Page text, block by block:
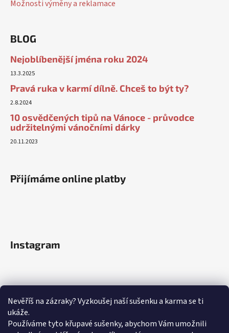
Nevěříš na zázraky? Vyzkoušej naší sušenku a karma se ti
ukáže.
Používáme tyto křupavé sušenky, abychom Vám umožnili
Možnosti výměny a reklamace
BLOG
Nejoblíbenější jména roku 2024
13.3.2025
Pravá ruka v karmí dílně. Chceš to být ty?
2.8.2024
10 osvědčených tipů na Vánoce - průvodce
udržitelnými vánočními dárky
20.11.2023
Přijímáme online platby
Instagram